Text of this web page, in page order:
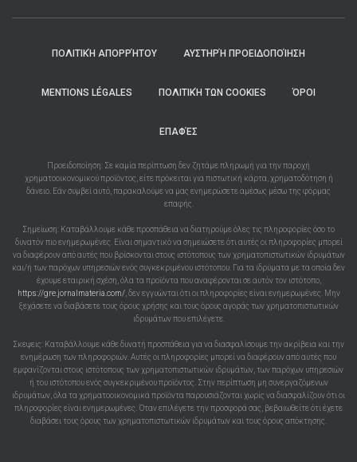
ΠΟΛΙΤΙΚΉ ΑΠΟΡΡΉΤΟΥ ΑΥΣΤΗΡΉ ΠΡΟΕΙΔΟΠΟΊΗΣΗ
MENTIONS LÉGALES ΠΟΛΙΤΙΚΉ ΤΩΝ COOKIES ΌΡΟΙ
ΕΠΑΦΈΣ
Προειδοποίηση: Σε καμία περίπτωση δεν ζητάμε πληρωμή για την παροχή
χρηματοοικονομικού προϊόντος, είτε πρόκειται για πιστωτική κάρτα, χρηματοδότηση ή
δάνειο. Εάν συμβεί αυτό, παρακαλούμε να μας ενημερώσετε αμέσως μέσω της φόρμας
επαφής.
Σημείωση: Καταβάλλουμε κάθε προσπάθεια να διατηρούμε όλες τις πληροφορίες όσο το
δυνατόν πιο ενημερωμένες. Είναι σημαντικό να σημειώσετε ότι αυτές οι πληροφορίες μπορεί
να διαφέρουν από αυτές που βρίσκονται στους ιστότοπους των χρηματοπιστωτικών ιδρυμάτων
και/ή των παρόχων υπηρεσιών ενός συγκεκριμένου ιστότοπου. Για τα ιδρύματα με τα οποία δεν
έχουμε εταιρική σχέση, όλα τα προϊόντα που αναφέρονται σε αυτόν τον ιστότοπο,
https://gre.jornalmateria.com/, δεν εγγυώνται ότι οι πληροφορίες είναι ενημερωμένες. Μην
ξεχάσετε να διαβάσετε τους όρους χρήσης και τους όρους αγοράς των χρηματοπιστωτικών
ιδρυμάτων που επιλέγετε.
Σκεψεις: Καταβάλλουμε κάθε δυνατή προσπάθεια για να διασφαλίσουμε την ακρίβεια και την
ενημέρωση των πληροφοριών. Αυτές οι πληροφορίες μπορεί να διαφέρουν από αυτές που
εμφανίζονται στους ιστότοπους των χρηματοπιστωτικών ιδρυμάτων, των παρόχων υπηρεσιών
ή του ιστότοπου ενός συγκεκριμένου προϊόντος. Στην περίπτωση μη συνεργαζόμενων
ιδρυμάτων, όλα τα χρηματοοικονομικά προϊόντα παρουσιάζονται χωρίς να διασφαλίζουν ότι οι
πληροφορίες είναι ενημερωμένες. Όταν επιλέγετε την προσφορά σας, βεβαιωθείτε ότι έχετε
διαβάσει τους όρους των χρηματοπιστωτικών ιδρυμάτων και τους όρους απόκτησης.